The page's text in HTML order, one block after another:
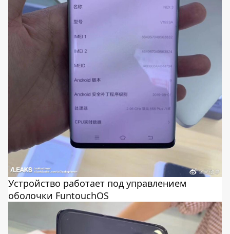
Устройство работает под управлением
оболочки FuntouchOS